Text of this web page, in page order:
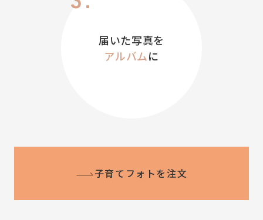
届いた写真を
アルバムに
子育てフォトを注文